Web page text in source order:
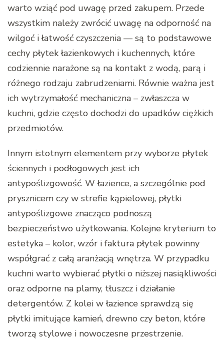
warto wziąć pod uwagę przed zakupem. Przede
wszystkim należy zwrócić uwagę na odporność na
wilgoć i łatwość czyszczenia — są to podstawowe
cechy płytek łazienkowych i kuchennych, które
codziennie narażone są na kontakt z wodą, parą i
różnego rodzaju zabrudzeniami. Równie ważna jest
ich wytrzymałość mechaniczna – zwłaszcza w
kuchni, gdzie często dochodzi do upadków ciężkich
przedmiotów.
Innym istotnym elementem przy wyborze płytek
ściennych i podłogowych jest ich
antypoślizgowość. W łazience, a szczególnie pod
prysznicem czy w strefie kąpielowej, płytki
antypoślizgowe znacząco podnoszą
bezpieczeństwo użytkowania. Kolejne kryterium to
estetyka – kolor, wzór i faktura płytek powinny
współgrać z całą aranżacją wnętrza. W przypadku
kuchni warto wybierać płytki o niższej nasiąkliwości
oraz odporne na plamy, tłuszcz i działanie
detergentów. Z kolei w łazience sprawdzą się
płytki imitujące kamień, drewno czy beton, które
tworzą stylowe i nowoczesne przestrzenie.